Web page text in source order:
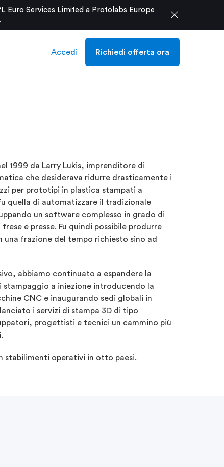
Euro Services Limited a Protolabs Europe
. close
Accedi Richiedi offerta ora
1999 da Larry Lukis, imprenditore di
che desiderava ridurre drasticamente i
per prototipi in plastica stampati a
quella di automatizzare il tradizionale
un software complesso in grado di
e presse. Fu quindi possibile produrre
una frazione del tempo richiesto sino ad
abbiamo continuato a espandere la
a iniezione introducendo la
CNC e inaugurando sedi globali in
i servizi di stampa 3D di tipo
progettisti e tecnici un cammino più
stabilimenti operativi in otto paesi.